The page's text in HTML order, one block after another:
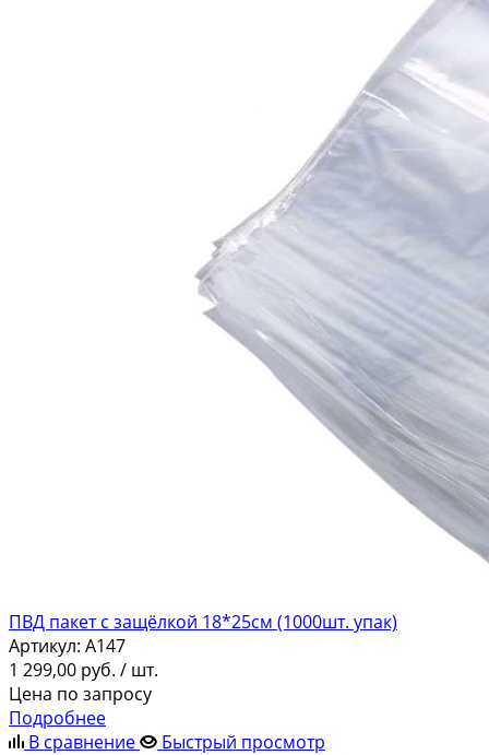
ПВД пакет с защёлкой 18*25см (1000шт. упак)
Артикул: A147
1 299,00 руб. / шт.
Цена по запросу
Подробнее
В сравнение
Быстрый просмотр